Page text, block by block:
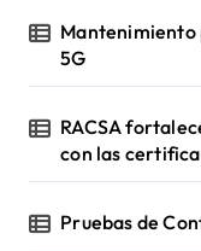
Mantenimiento
5G
RACSA
con las
Pruebas de